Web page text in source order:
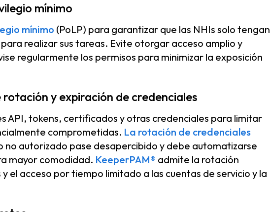
mínimo
mínimo (PoLP) para garantizar que las NHIs solo tengan
realizar sus tareas. Evite otorgar acceso amplio y
regularmente los permisos para minimizar la exposición
y expiración de credenciales
API, tokens, certificados y otras credenciales para limitar
comprometidas. La rotación de credenciales
no autorizado pase desapercibido y debe automatizarse
mayor comodidad. KeeperPAM® admite la rotación
el acceso por tiempo limitado a las cuentas de servicio y la